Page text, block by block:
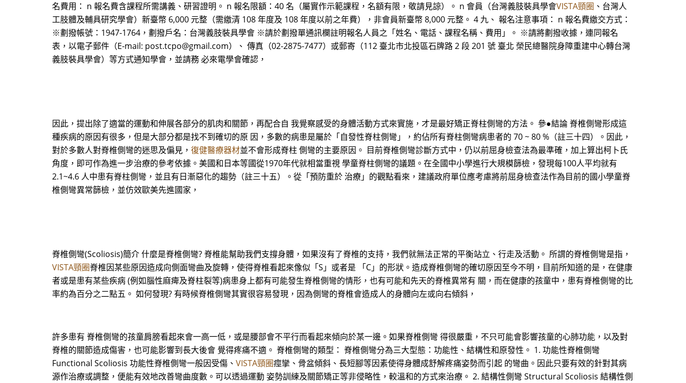
名費用： n 報名費含課程所需講義、研習證明。 n 報名限額：40 名（屬實作示範課程，名額有限，敬請見諒）。 n 會員（台灣義肢裝具學會VISTA頸圈 、台灣人
工肢體及輔具研究學會）新臺幣 6,000 元整（需繳清 108 年度及 108 年度以前之年費），非會員新臺幣 8,000 元整。 4 九、 報名注意事項： n 報名費繳交方式：
※劃撥帳號：1947-1764，劃撥戶名：台灣義肢裝具學會 ※請於劃撥單通訊欄註明報名人員之「姓名、電話、課程名稱、費用」。 ※請將劃撥收據，連同報名
表，以電子郵件（E-mail: post.tcpo@gmail.com）、 傳真（02-2875-7477）或郵寄（112 臺北市北投區石牌路 2 段 201 號 臺北 榮民總醫院身障重建中心轉台灣
義肢裝具學會）等方式通知學會，並請務 必來電學會確認，
因此，提出除了適當的運動和伸展各部分的肌肉和關節，再配合自 我覺察感受的身體活動方式來實施，才是最好矯正脊柱側彎的方法。 參●結論 脊椎側彎形成這
種疾病的原因有很多，但是大部分都是找不到確切的原 因，多數的病患是屬於「自發性脊柱側彎」，約佔所有脊柱側彎病患者的 70 ~ 80 %（註三十四）。因此，
對於多數人對脊椎側彎的迷思及偏見， 復健醫療器材並不會形成脊柱 側彎的主要原因。 目前脊椎側彎診斷方式中，仍以前屈身檢查法為最準確，加上算出柯卜氏
角度，即可作為進一步治療的參考依據。美國和日本等國從1970年代就相當重視 學童脊柱側彎的議題。在全國中小學進行大規模篩檢，發現每100人平均就有
2.1~4.6 人中患有脊柱側彎，並且有日漸惡化的趨勢（註三十五）。從「預防重於 治療」的觀點看來，建議政府單位應考慮將前屈身檢查法作為目前的國小學童脊
椎側彎異常篩檢，並仿效歐美先進國家，
脊椎側彎(Scoliosis)簡介 什麼是脊椎側彎? 脊椎能幫助我們支撐身體，如果沒有了脊椎的支持，我們就無法正常的平衡站立、行走及活動。 所謂的脊椎側彎是指，
VISTA頸圈脊椎因某些原因造成向側面彎曲及旋轉，使得脊椎看起來像似「S」或者是 「C」的形狀。造成脊椎側彎的確切原因至今不明，目前所知道的是，在健康
者或是患有某些疾病 (例如腦性麻痺及脊柱裂等)病患身上都有可能發生脊椎側彎的情形，也有可能和先天的脊椎異常有 關，而在健康的孩童中，患有脊椎側彎的比
率約為百分之二點五。 如何發現? 有時候脊椎側彎其實很容易發現，因為側彎的脊椎會造成人的身體向左或向右傾斜，
許多患有 脊椎側彎的孩童肩膀看起來會一高一低，或是腰部會不平行而看起來傾向於某一邊。如果脊椎側彎 得很嚴重，不只可能會影響孩童的心肺功能，以及對
脊椎的關節造成傷害，也可能影響到長大後會 覺得疼痛不適。 脊椎側彎的類型： 脊椎側彎分為三大型態：功能性、結構性和原發性。 1. 功能性脊椎側彎
Functional Scoliosis 功能性脊椎側彎一般因受傷、 VISTA頸圈痙攣、骨盆傾斜、長短腳等因素使得身體成舒解疼痛姿勢而引起 的彎曲。因此只要有效的針對其病
源作治療或調整，便能有效地改善彎曲度數。可以透過運動 姿勢訓練及關節矯正等非侵略性，較溫和的方式來治療。 2. 結構性側彎 Structural Scoliosis 結構性側